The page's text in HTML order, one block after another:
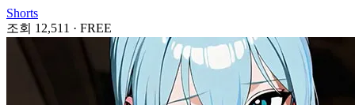
Shorts
조회 12,511 · FREE